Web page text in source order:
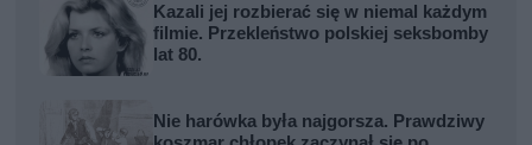
Kazali jej rozbierać się w niemal każdym
filmie. Przekleństwo polskiej seksbomby
lat 80.
Nie harówka była najgorsza. Prawdziwy